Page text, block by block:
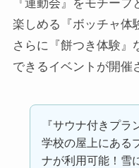
『運動会』をモチー
楽しめる『ボッチャ体
さらに『餅つき体験』
できるイベントが開催
『サウナ付きプラ
学校の屋上にある
ナが利用可能！雪